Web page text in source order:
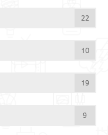
22
10
19
9